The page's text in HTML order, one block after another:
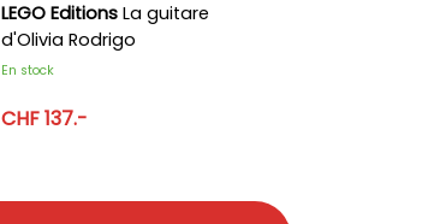
LEGO Editions La guitare
d'Olivia Rodrigo
En stock
CHF 137.-